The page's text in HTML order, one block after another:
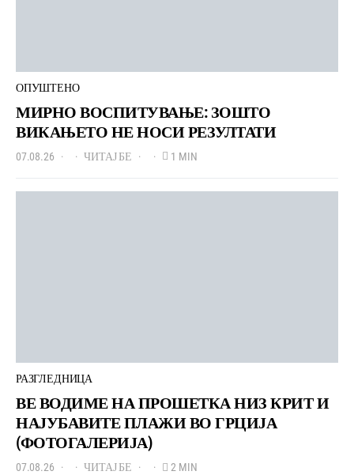
ОПУШТЕНО
МИРНО ВОСПИТУВАЊЕ: ЗОШТО
ВИКАЊЕТО НЕ НОСИ РЕЗУЛТАТИ
07.08.26 ЧИТАЈ БЕ 1 MIN
РАЗГЛЕДНИЦА
ВЕ ВОДИМЕ НА ПРОШЕТКА НИЗ КРИТ И
НАЈУБАВИТЕ ПЛАЖИ ВО ГРЦИЈА
(ФОТОГАЛЕРИЈА)
07.08.26 ЧИТАЈ БЕ 2 MIN